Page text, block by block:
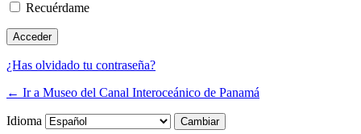
Recuérdame
¿Has olvidado tu contraseña?
← Ir a Museo del Canal Interoceánico de Panamá
Idioma